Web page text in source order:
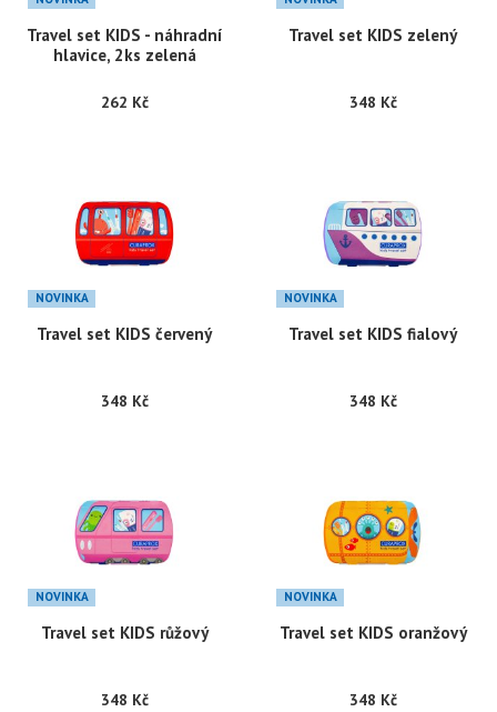
Travel set KIDS - náhradní
hlavice, 2ks zelená
262 Kč
Travel set KIDS zelený
348 Kč
NOVINKA
Travel set KIDS červený
348 Kč
NOVINKA
Travel set KIDS fialový
348 Kč
NOVINKA
Travel set KIDS růžový
348 Kč
NOVINKA
Travel set KIDS oranžový
348 Kč